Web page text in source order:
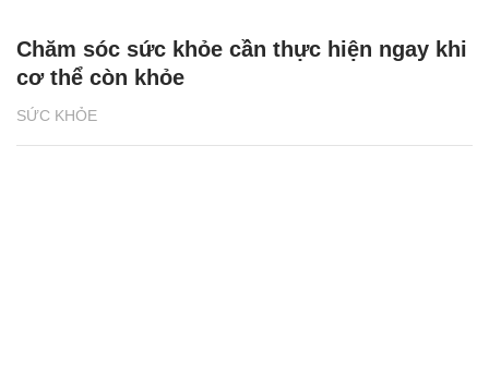
SỨC KHỎE
Chăm sóc sức khỏe cần thực hiện ngay khi
cơ thể còn khỏe